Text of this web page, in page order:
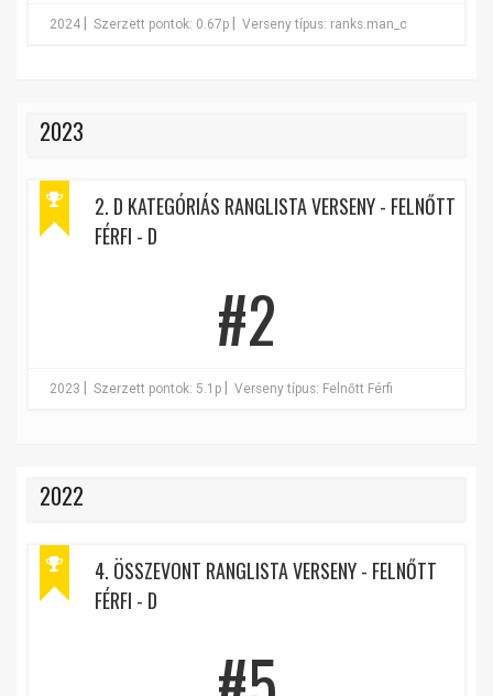
2024 Szerzett pontok: 0.67p Verseny típus: ranks.man_c
2023
2. D KATEGÓRIÁS RANGLISTA VERSENY - FELNŐTT
FÉRFI - D
#2
2023 Szerzett pontok: 5.1p Verseny típus: Felnőtt Férfi
2022
4. ÖSSZEVONT RANGLISTA VERSENY - FELNŐTT
FÉRFI - D